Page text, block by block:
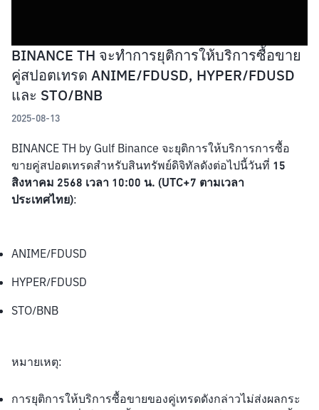
BINANCE TH จะทำการยุติการให้บริการซื้อขาย
คู่สปอตเทรด ANIME/FDUSD, HYPER/FDUSD
และ STO/BNB
2025-08-13
BINANCE TH by Gulf Binance จะยุติการให้บริการการซื้อ
ขายคู่สปอตเทรดสำหรับสินทรัพย์ดิจิทัลดังต่อไปนี้วันที่ 15
สิงหาคม 2568 เวลา 10:00 น. (UTC+7 ตามเวลา
ประเทศไทย):
ANIME/FDUSD
HYPER/FDUSD
STO/BNB
หมายเหตุ:
การยุติการให้บริการซื้อขายของคู่เทรดดังกล่าวไม่ส่งผลกระ